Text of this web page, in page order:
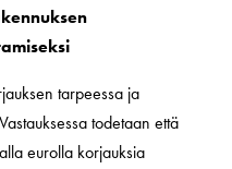
tarpeessa ja
todetaan että
eurolla korjauksia